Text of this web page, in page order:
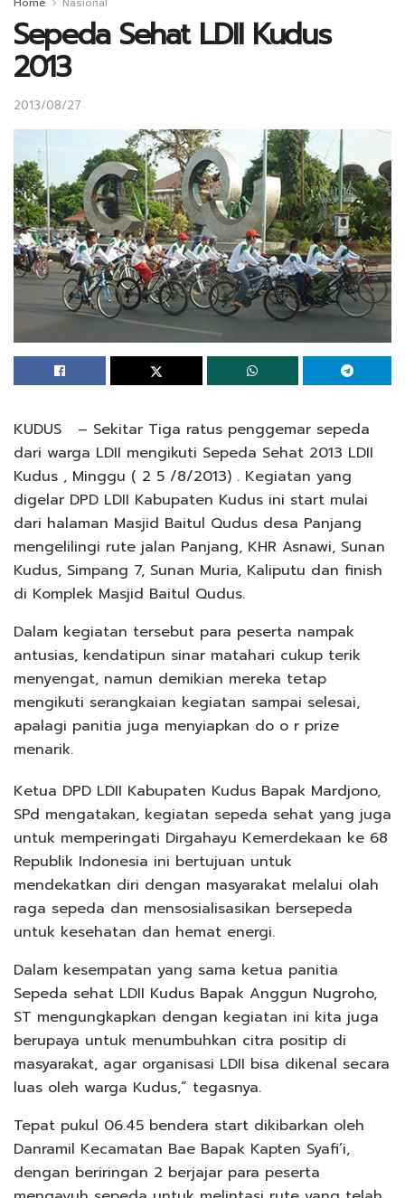
Sepeda Sehat LDII Kudus
2013
2013/08/27
KUDUS – Sekitar Tiga ratus penggemar sepeda
dari warga LDII mengikuti Sepeda Sehat 2013 LDII
Kudus , Minggu ( 2 5 /8/2013) . Kegiatan yang
digelar DPD LDII Kabupaten Kudus ini start mulai
dari halaman Masjid Baitul Qudus desa Panjang
mengelilingi rute jalan Panjang, KHR Asnawi, Sunan
Kudus, Simpang 7, Sunan Muria, Kaliputu dan finish
di Komplek Masjid Baitul Qudus.
Dalam kegiatan tersebut para peserta nampak
antusias, kendatipun sinar matahari cukup terik
menyengat, namun demikian mereka tetap
mengikuti serangkaian kegiatan sampai selesai,
apalagi panitia juga menyiapkan do o r prize
menarik.
Ketua DPD LDII Kabupaten Kudus Bapak Mardjono,
SPd mengatakan, kegiatan sepeda sehat yang juga
untuk memperingati Dirgahayu Kemerdekaan ke 68
Republik Indonesia ini bertujuan untuk
mendekatkan diri dengan masyarakat melalui olah
raga sepeda dan mensosialisasikan bersepeda
untuk kesehatan dan hemat energi.
Dalam kesempatan yang sama ketua panitia
Sepeda sehat LDII Kudus Bapak Anggun Nugroho,
ST mengungkapkan dengan kegiatan ini kita juga
berupaya untuk menumbuhkan citra positip di
masyarakat, agar organisasi LDII bisa dikenal secara
luas oleh warga Kudus,” tegasnya.
Tepat pukul 06.45 bendera start dikibarkan oleh
Danramil Kecamatan Bae Bapak Kapten Syafi’i,
dengan beriringan 2 berjajar para peserta